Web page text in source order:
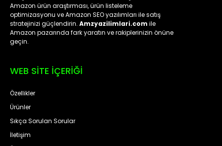
Amazon ürün araştırması, ürün listeleme
optimizasyonu ve Amazon SEO yazılımları ile satış
stratejinizi güçlendirin. Amzyazilimlari.com ile
Amazon pazarında fark yaratın ve rakiplerinizin önüne
geçin.
WEB SİTE İÇERİĞİ
Özellikler
Ürünler
Sıkça Sorulan Sorular
İletişim